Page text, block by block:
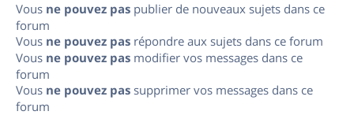
Vous ne pouvez pas publier de nouveaux sujets dans ce
forum
Vous ne pouvez pas répondre aux sujets dans ce forum
Vous ne pouvez pas modifier vos messages dans ce
forum
Vous ne pouvez pas supprimer vos messages dans ce
forum